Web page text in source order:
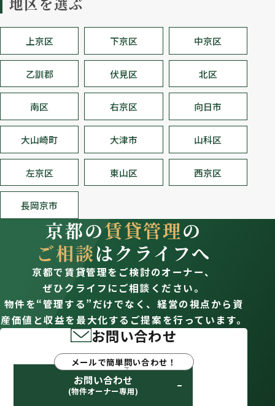
上京区 下京区 中京区
乙訓郡 伏見区 北区
南区 右京区 向日市
大山崎町 大津市 山科区
左京区 東山区 西京区
長岡京市
京都の賃貸管理の
ご相談はクライフへ
京都で賃貸管理をご検討のオーナー、
ぜひクライフにご相談ください。
物件を“管理する”だけでなく、経営の視点から資
産価値と収益を最大化するご提案を行っています。
お問い合わせ
メールで簡単問い合わせ！
お問い合わせ
(物件オーナー専用)